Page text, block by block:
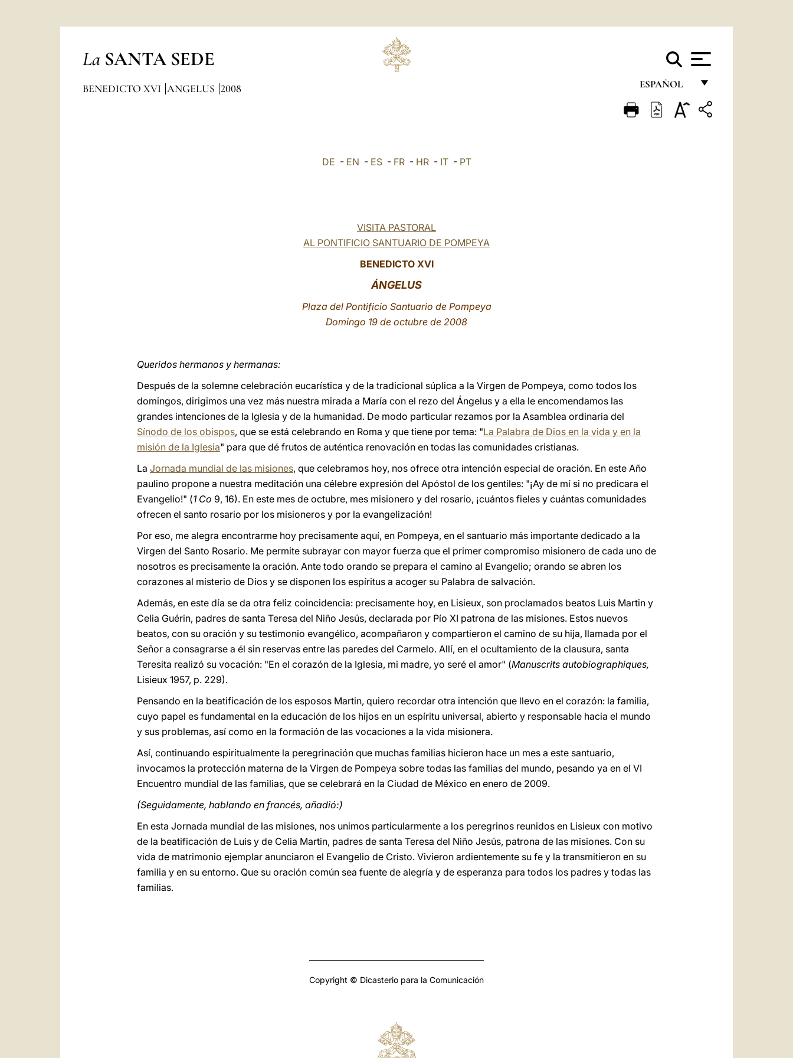
La SANTA SEDE
ESPAÑOL
FRANÇAIS
BENEDICTO XVI ANGELUS 2008
DE - EN - ES- FR- HR- IT- PT
VISITA PASTORAL
AL PONTIFICIO SANTUARIO DE POMPEYA
BENEDICTO XVI
ÁNGELUS
Plaza del Pontificio Santuario de Pompeya
Domingo 19 de octubre de 2008
Queridos hermanos y hermanas:
Después de la solemne celebración eucarística y de la tradicional súplica a la Virgen de Pompeya, como todos los
domingos, dirigimos una vez más nuestra mirada a María con el rezo del Ángelus y a ella le encomendamos las
grandes intenciones de la Iglesia y de la humanidad. De modo particular rezamos por la Asamblea ordinaria del
Sínodo de los obispos, que se está celebrando en Roma y que tiene por tema: "La Palabra de Dios en la vida y en la
misión de la Iglesia" para que dé frutos de auténtica renovación en todas las comunidades cristianas.
La Jornada mundial de las misiones, que celebramos hoy, nos ofrece otra intención especial de oración. En este Año
paulino propone a nuestra meditación una célebre expresión del Apóstol de los gentiles: "¡Ay de mí si no predicara el
Evangelio!" (1 Co 9, 16). En este mes de octubre, mes misionero y del rosario, ¡cuántos fieles y cuántas comunidades
ofrecen el santo rosario por los misioneros y por la evangelización!
Por eso, me alegra encontrarme hoy precisamente aquí, en Pompeya, en el santuario más importante dedicado a la
Virgen del Santo Rosario. Me permite subrayar con mayor fuerza que el primer compromiso misionero de cada uno de
nosotros es precisamente la oración. Ante todo orando se prepara el camino al Evangelio; orando se abren los
corazones al misterio de Dios y se disponen los espíritus a acoger su Palabra de salvación.
Además, en este día se da otra feliz coincidencia: precisamente hoy, en Lisieux, son proclamados beatos Luis Martin y
Celia Guérin, padres de santa Teresa del Niño Jesús, declarada por Pío XI patrona de las misiones. Estos nuevos
beatos, con su oración y su testimonio evangélico, acompañaron y compartieron el camino de su hija, llamada por el
Señor a consagrarse a él sin reservas entre las paredes del Carmelo. Allí, en el ocultamiento de la clausura, santa
Teresita realizó su vocación: "En el corazón de la Iglesia, mi madre, yo seré el amor" (Manuscrits autobiographiques,
Lisieux 1957, p. 229).
Pensando en la beatificación de los esposos Martin, quiero recordar otra intención que llevo en el corazón: la familia,
cuyo papel es fundamental en la educación de los hijos en un espíritu universal, abierto y responsable hacia el mundo
y sus problemas, así como en la formación de las vocaciones a la vida misionera.
Así, continuando espiritualmente la peregrinación que muchas familias hicieron hace un mes a este santuario,
invocamos la protección materna de la Virgen de Pompeya sobre todas las familias del mundo, pesando ya en el VI
Encuentro mundial de las familias, que se celebrará en la Ciudad de México en enero de 2009.
(Seguidamente, hablando en francés, añadió:)
En esta Jornada mundial de las misiones, nos unimos particularmente a los peregrinos reunidos en Lisieux con motivo
de la beatificación de Luis y de Celia Martin, padres de santa Teresa del Niño Jesús, patrona de las misiones. Con su
vida de matrimonio ejemplar anunciaron el Evangelio de Cristo. Vivieron ardientemente su fe y la transmitieron en su
familia y en su entorno. Que su oración común sea fuente de alegría y de esperanza para todos los padres y todas las
familias.
Copyright © Dicasterio para la Comunicación